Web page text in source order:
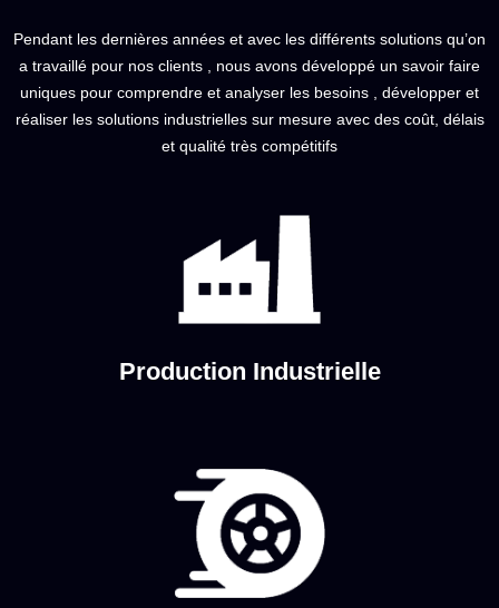
Pendant les dernières années et avec les différents solutions qu’on
a travaillé pour nos clients , nous avons développé un savoir faire
uniques pour comprendre et analyser les besoins , développer et
réaliser les solutions industrielles sur mesure avec des coût, délais
et qualité très compétitifs
Production Industrielle